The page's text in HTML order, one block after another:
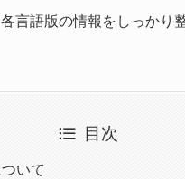
言語版の情報をしっかり
目次
いて